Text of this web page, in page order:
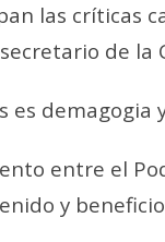
las críticas
de la
es
entre el
y